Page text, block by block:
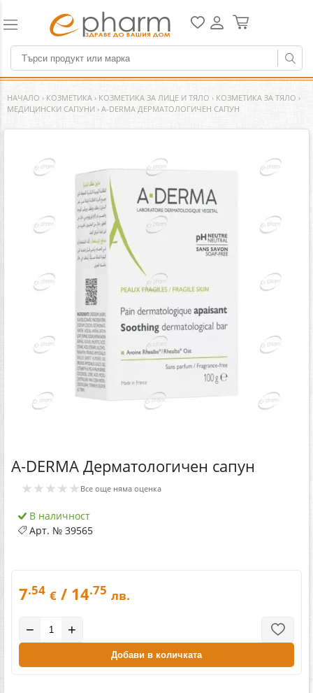
НАЧАЛО › КОЗМЕТИКА › КОЗМЕТИКА ЗА ЛИЦЕ И ТЯЛО › КОЗМЕТИКА ЗА ТЯЛО ›
МЕДИЦИНСКИ САПУНИ › A-DERMA ДЕРМАТОЛОГИЧЕН САПУН
A-DERMA Дерматологичен сапун
★★★★★ Все още няма оценка
В наличност
Арт. № 39565
7.54 € / 14.75 лв.
− +
Добави в количката